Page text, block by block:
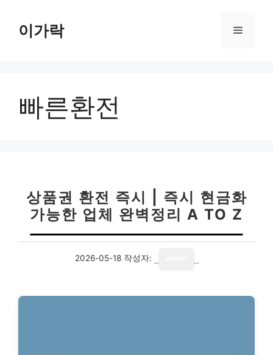
이가락 메
빠른환전
상품권 환전 즉시 | 즉시 현금화
가능한 업체 완벽정리 A TO Z
2026-05-18 작성자: